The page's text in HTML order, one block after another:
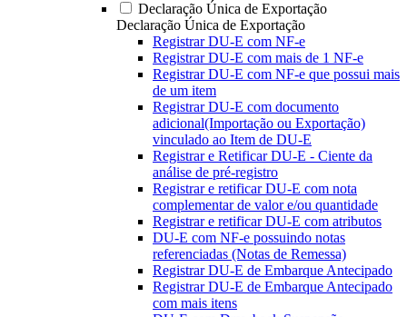
Declaração Única de Exportação
Declaração Única de Exportação
Registrar DU-E com NF-e
Registrar DU-E com mais de 1 NF-e
Registrar DU-E com NF-e que possui mais
de um item
Registrar DU-E com documento
adicional(Importação ou Exportação)
vinculado ao Item de DU-E
Registrar e Retificar DU-E - Ciente da
análise de pré-registro
Registrar e retificar DU-E com nota
complementar de valor e/ou quantidade
Registrar e retificar DU-E com atributos
DU-E com NF-e possuindo notas
referenciadas (Notas de Remessa)
Registrar DU-E de Embarque Antecipado
Registrar DU-E de Embarque Antecipado
com mais itens